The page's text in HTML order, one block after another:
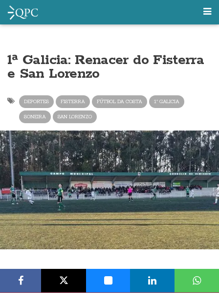
1ª Galicia: Renacer do Fisterra
e San Lorenzo
DEPORTES FISTERRA FÚTBOL DA COSTA 1ª GALICIA
SONEIRA SAN LORENZO